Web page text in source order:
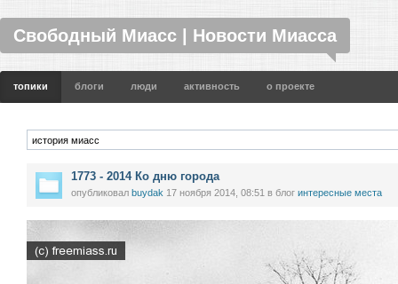
Свободный Миасс | Новости Миасса
топики блоги люди активность о проекте
1773 - 2014 Ко дню города
опубликовал buydak 17 ноября 2014, 08:51 в блог интересные места